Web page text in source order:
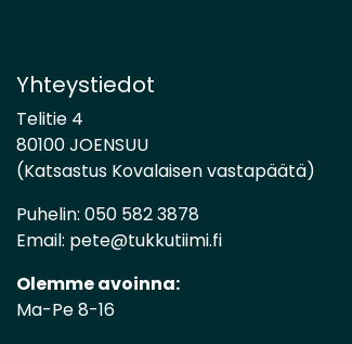
Yhteystiedot
Telitie 4
80100 JOENSUU
(Katsastus Kovalaisen vastapäätä)
Puhelin: 050 582 3878
Email: pete@tukkutiimi.fi
Olemme avoinna:
Ma-Pe 8-16